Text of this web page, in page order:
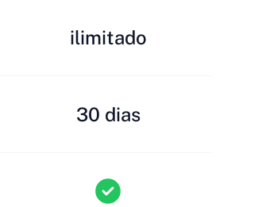
ilimitado
30 dias